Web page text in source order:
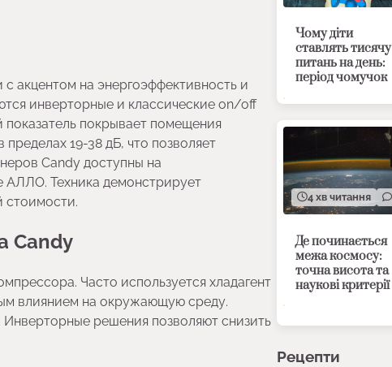
акцентом на энергоэффективность и
инверторные и классические on/off
покрывает помещения
19-38 дБ, что позволяет
Candy доступны на
АЛЛО. Техника демонстрирует
стоимости.
Candy
Часто используется хладагент
влиянием на окружающую среду.
Инверторные решения позволяют снизить
Чому діти
ставлять тисячу
питань на день:
період чомучок
4 хв читання
Де починається
межа космосу:
точна висота та
наукові критерії
Рецепти